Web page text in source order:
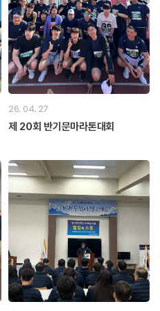
26. 04. 27
제 20회 반기문마라톤대회